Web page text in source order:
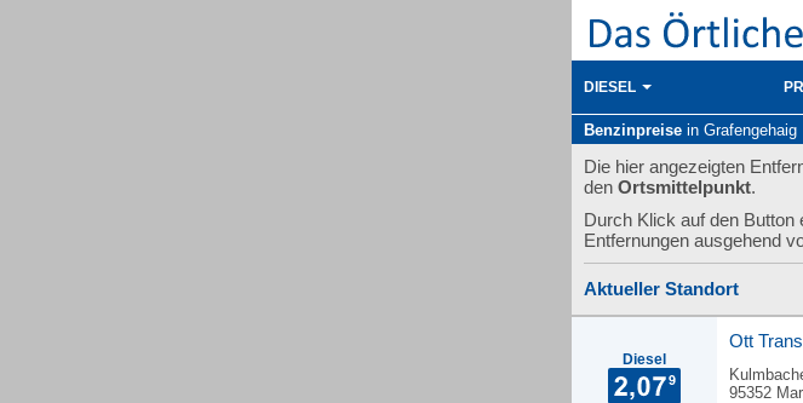
DIESEL
Benzinpreise in Grafengehaig
Die hier angezeigten
den Ortsmittelpunkt.
Durch Klick auf den Button
Entfernungen ausgehend
Aktueller Standort
Diesel
Ott
95352